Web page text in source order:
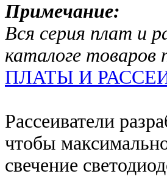
Примечание:
Вся серия плат и
каталоге товаров
ПЛАТЫ И
Рассеиватели
чтобы
свечение